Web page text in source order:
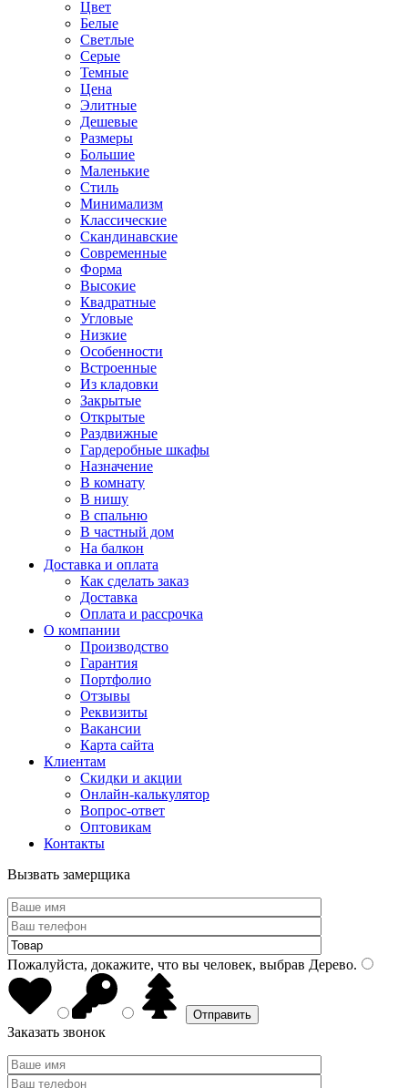
Цвет
Белые
Светлые
Серые
Темные
Цена
Элитные
Дешевые
Размеры
Большие
Маленькие
Стиль
Минимализм
Классические
Скандинавские
Современные
Форма
Высокие
Квадратные
Угловые
Низкие
Особенности
Встроенные
Из кладовки
Закрытые
Открытые
Раздвижные
Гардеробные шкафы
Назначение
В комнату
В нишу
В спальню
В частный дом
На балкон
Доставка и оплата
Как сделать заказ
Доставка
Оплата и рассрочка
О компании
Производство
Гарантия
Портфолио
Отзывы
Реквизиты
Вакансии
Карта сайта
Клиентам
Скидки и акции
Онлайн-калькулятор
Вопрос-ответ
Оптовикам
Контакты
Вызвать замерщика
Пожалуйста, докажите, что вы человек, выбрав Дерево.
Заказать звонок